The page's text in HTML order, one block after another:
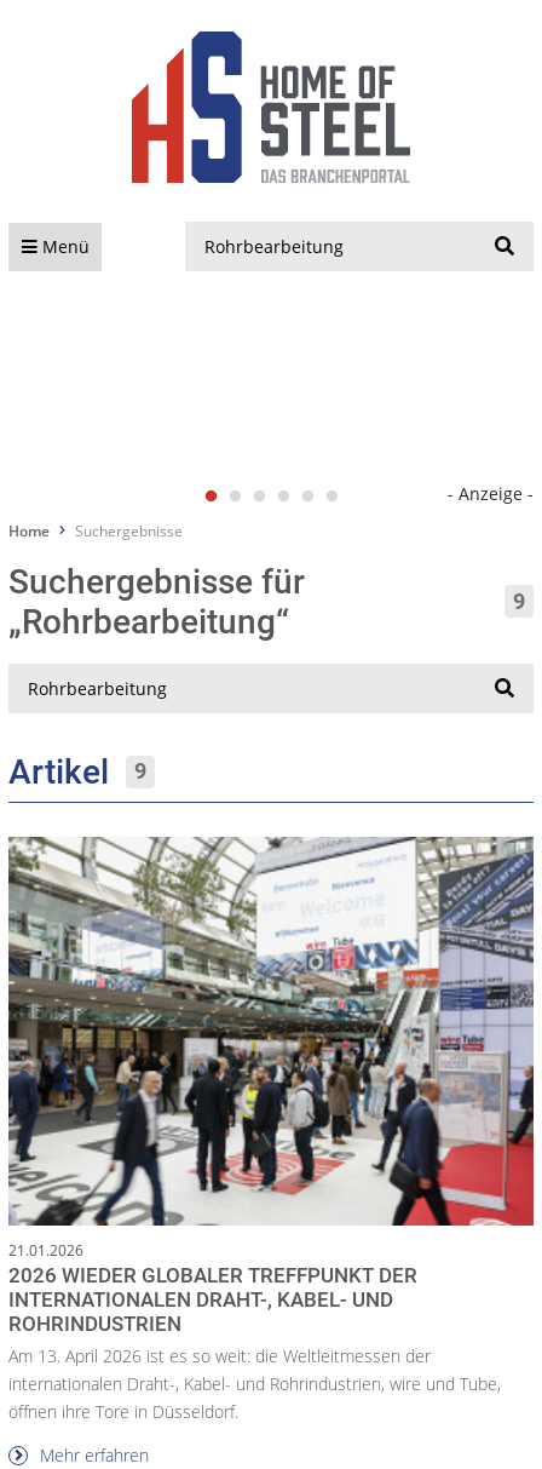
Menü
- Anzeige -
Home Suchergebnisse
Suchergebnisse für
„Rohrbearbeitung“
9
Artikel 9
21.01.2026
2026 WIEDER GLOBALER TREFFPUNKT DER
INTERNATIONALEN DRAHT-, KABEL- UND
ROHRINDUSTRIEN
Am 13. April 2026 ist es so weit: die Weltleitmessen der
internationalen Draht-, Kabel- und Rohrindustrien, wire und Tube,
öffnen ihre Tore in Düsseldorf.
Mehr erfahren